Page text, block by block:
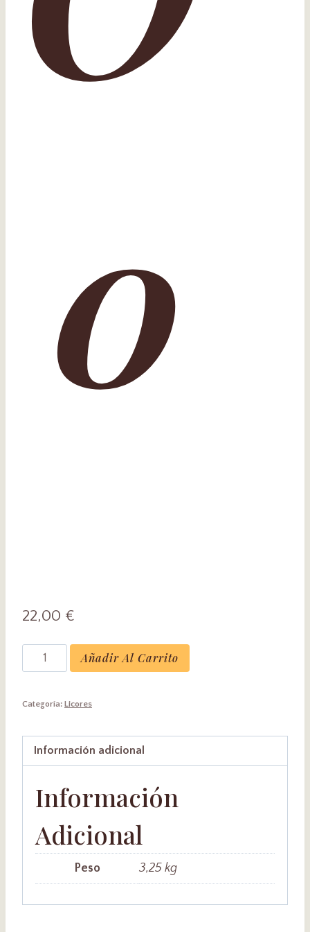
º
22,00 €
Licor
Limón
cantidad
Añadir Al Carrito
Categoría: Licores
Información adicional
Información
Adicional
Peso 3,25 kg